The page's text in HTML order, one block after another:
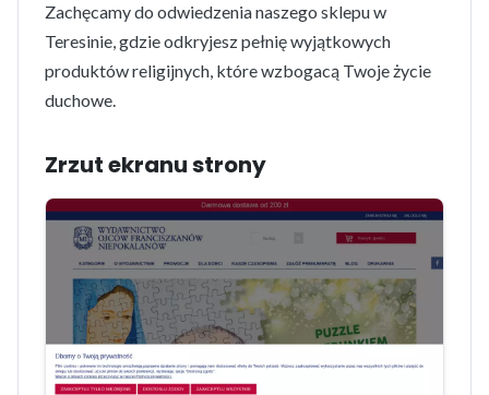
Zachęcamy do odwiedzenia naszego sklepu w
Teresinie, gdzie odkryjesz pełnię wyjątkowych
produktów religijnych, które wzbogacą Twoje życie
duchowe.
Zrzut ekranu strony